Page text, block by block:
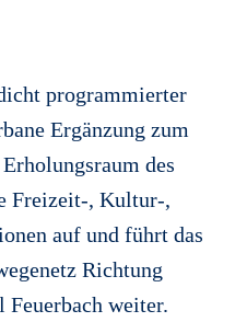
programmierter
Ergänzung zum
des
Freizeit-, Kultur-,
auf und führt das
Richtung
Feuerbach weiter.